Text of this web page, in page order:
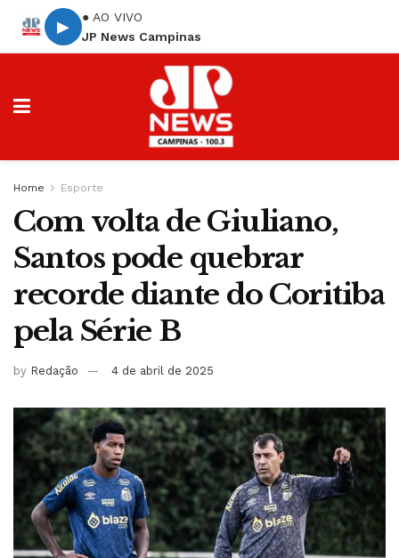
▶
● AO VIVO
JP News Campinas
Home Esporte
Com volta de Giuliano,
Santos pode quebrar
recorde diante do Coritiba
pela Série B
by Redação 4 de abril de 2025